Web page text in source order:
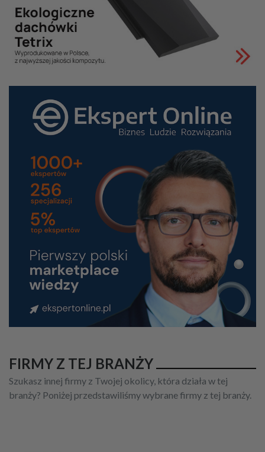
FIRMY Z TEJ BRANŻY
Szukasz innej firmy z Twojej okolicy, która działa w tej
branży? Poniżej przedstawiliśmy wybrane firmy z tej branży.